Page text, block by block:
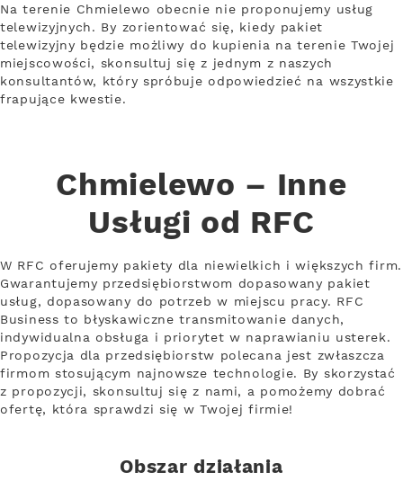
Na terenie Chmielewo obecnie nie proponujemy usług
telewizyjnych. By zorientować się, kiedy pakiet
telewizyjny będzie możliwy do kupienia na terenie Twojej
miejscowości, skonsultuj się z jednym z naszych
konsultantów, który spróbuje odpowiedzieć na wszystkie
frapujące kwestie.
Chmielewo – Inne
Usługi od RFC
W RFC oferujemy pakiety dla niewielkich i większych firm.
Gwarantujemy przedsiębiorstwom dopasowany pakiet
usług, dopasowany do potrzeb w miejscu pracy. RFC
Business to błyskawiczne transmitowanie danych,
indywidualna obsługa i priorytet w naprawianiu usterek.
Propozycja dla przedsiębiorstw polecana jest zwłaszcza
firmom stosującym najnowsze technologie. By skorzystać
z propozycji, skonsultuj się z nami, a pomożemy dobrać
ofertę, która sprawdzi się w Twojej firmie!
Obszar działania